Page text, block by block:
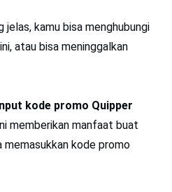
jelas, kamu bisa menghubungi
atau bisa meninggalkan
kode promo Quipper
memberikan manfaat buat
memasukkan kode promo